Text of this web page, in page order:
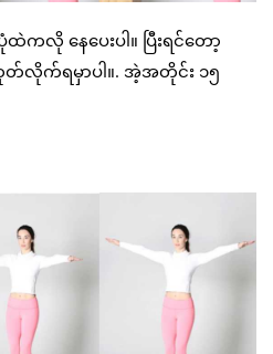
လို နေပေးပါ။ ပြီးရင်တော့
တ်လိုက်ရမှာပါ။. အဲ့အတိုင်း ၁၅